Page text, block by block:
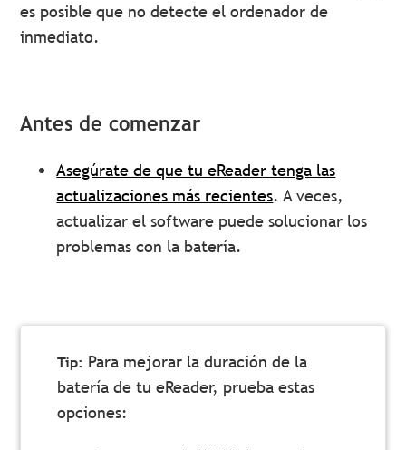
es posible que no detecte el ordenador de
inmediato.
Antes de comenzar
Asegúrate de que tu eReader tenga las
actualizaciones más recientes. A veces,
actualizar el software puede solucionar los
problemas con la batería.
Para mejorar la duración de la
batería de tu eReader, prueba estas
opciones: